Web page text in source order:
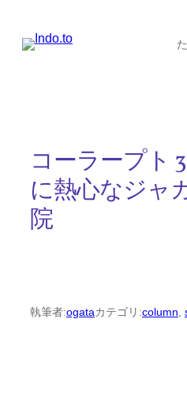
コーラープト
に熱心なジャ
院
執筆者:ogataカテゴリ:column